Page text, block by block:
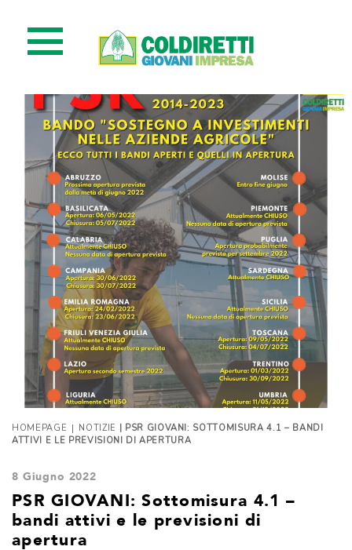
HOMEPAGE | NOTIZIE
| PSR GIOVANI: SOTTOMISURA 4.1 – BANDI
ATTIVI E LE PREVISIONI DI APERTURA
8 Giugno 2022
PSR GIOVANI: Sottomisura 4.1 –
bandi attivi e le previsioni di
apertura